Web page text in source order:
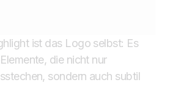
ist das Logo selbst: Es
die nicht nur
sondern auch subtil